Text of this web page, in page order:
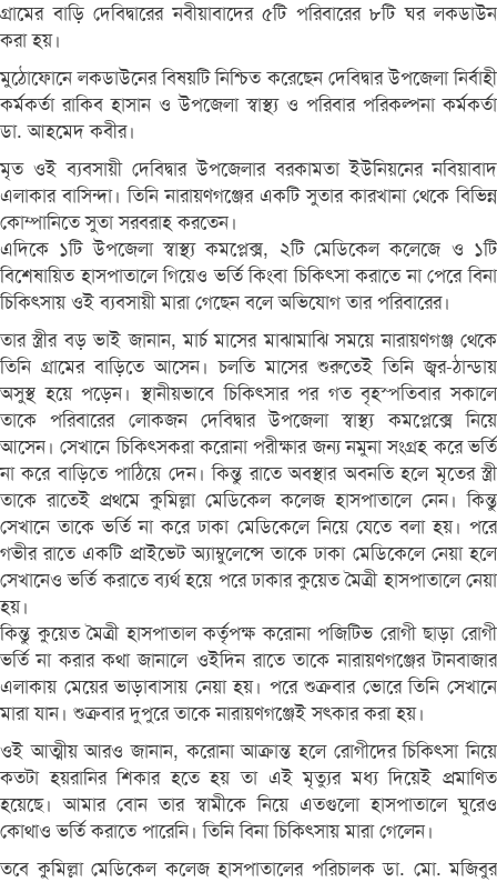
গ্রামের বাড়ি দেবিদ্বারের নবীয়াবাদের ৫টি পরিবারের ৮টি ঘর লকডাউন
করা হয়।
মুঠোফোনে লকডাউনের বিষয়টি নিশ্চিত করেছেন দেবিদ্বার উপজেলা নির্বাহী
কর্মকর্তা রাকিব হাসান ও উপজেলা স্বাস্থ্য ও পরিবার পরিকল্পনা কর্মকর্তা
ডা. আহমেদ কবীর।
মৃত ওই ব্যবসায়ী দেবিদ্বার উপজেলার বরকামতা ইউনিয়নের নবিয়াবাদ
এলাকার বাসিন্দা। তিনি নারায়ণগঞ্জের একটি সুতার কারখানা থেকে বিভিন্ন
কোম্পানিতে সুতা সরবরাহ করতেন।
এদিকে ১টি উপজেলা স্বাস্থ্য কমপ্লেক্স, ২টি মেডিকেল কলেজে ও ১টি
বিশেষায়িত হাসপাতালে গিয়েও ভর্তি কিংবা চিকিৎসা করাতে না পেরে বিনা
চিকিৎসায় ওই ব্যবসায়ী মারা গেছেন বলে অভিযোগ তার পরিবারের।
তার স্ত্রীর বড় ভাই জানান, মার্চ মাসের মাঝামাঝি সময়ে নারায়ণগঞ্জ থেকে
তিনি গ্রামের বাড়িতে আসেন। চলতি মাসের শুরুতেই তিনি জ্বর-ঠান্ডায়
অসুস্থ হয়ে পড়েন। স্থানীয়ভাবে চিকিৎসার পর গত বৃহস্পতিবার সকালে
তাকে পরিবারের লোকজন দেবিদ্বার উপজেলা স্বাস্থ্য কমপ্লেক্সে নিয়ে
আসেন। সেখানে চিকিৎসকরা করোনা পরীক্ষার জন্য নমুনা সংগ্রহ করে ভর্তি
না করে বাড়িতে পাঠিয়ে দেন। কিন্তু রাতে অবস্থার অবনতি হলে মৃতের স্ত্রী
তাকে রাতেই প্রথমে কুমিল্লা মেডিকেল কলেজ হাসপাতালে নেন। কিন্তু
সেখানে তাকে ভর্তি না করে ঢাকা মেডিকেলে নিয়ে যেতে বলা হয়। পরে
গভীর রাতে একটি প্রাইভেট অ্যাম্বুলেন্সে তাকে ঢাকা মেডিকেলে নেয়া হলে
সেখানেও ভর্তি করাতে ব্যর্থ হয়ে পরে ঢাকার কুয়েত মৈত্রী হাসপাতালে নেয়া
হয়।
কিন্তু কুয়েত মৈত্রী হাসপাতাল কর্তৃপক্ষ করোনা পজিটিভ রোগী ছাড়া রোগী
ভর্তি না করার কথা জানালে ওইদিন রাতে তাকে নারায়ণগঞ্জের টানবাজার
এলাকায় মেয়ের ভাড়াবাসায় নেয়া হয়। পরে শুক্রবার ভোরে তিনি সেখানে
মারা যান। শুক্রবার দুপুরে তাকে নারায়ণগঞ্জেই সৎকার করা হয়।
ওই আত্মীয় আরও জানান, করোনা আক্রান্ত হলে রোগীদের চিকিৎসা নিয়ে
কতটা হয়রানির শিকার হতে হয় তা এই মৃত্যুর মধ্য দিয়েই প্রমাণিত
হয়েছে। আমার বোন তার স্বামীকে নিয়ে এতগুলো হাসপাতালে ঘুরেও
কোথাও ভর্তি করাতে পারেনি। তিনি বিনা চিকিৎসায় মারা গেলেন।
তবে কুমিল্লা মেডিকেল কলেজ হাসপাতালের পরিচালক ডা. মো. মজিবুর